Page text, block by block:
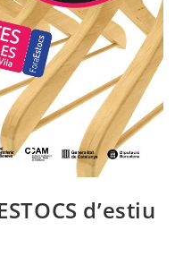
d’estiu